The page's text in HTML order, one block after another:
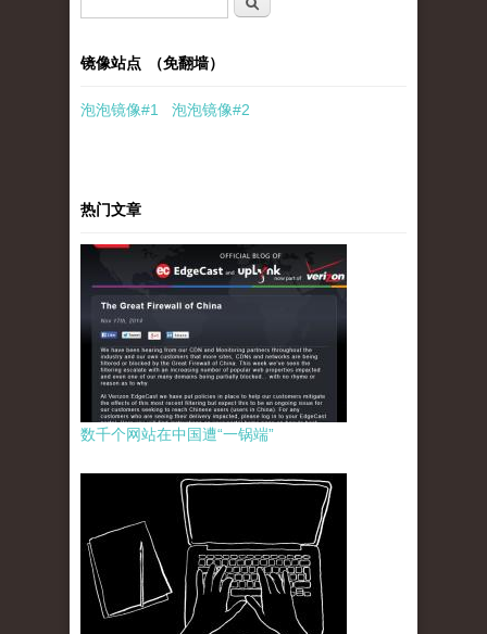
镜像站点 （免翻墙）
泡泡镜像#1 泡泡镜像#2
热门文章
数千个网站在中国遭“一锅端”